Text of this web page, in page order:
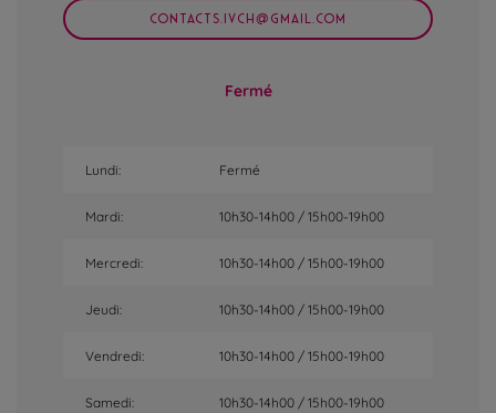
CONTACTS.IVCH@GMAIL.COM
Fermé
Lundi: Fermé
Mardi: 10h30-14h00 / 15h00-19h00
Mercredi: 10h30-14h00 / 15h00-19h00
Jeudi: 10h30-14h00 / 15h00-19h00
Vendredi: 10h30-14h00 / 15h00-19h00
Samedi: 10h30-14h00 / 15h00-19h00